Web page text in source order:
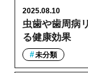
虫歯や歯周病
る健康効果
2025.08.10
未分類